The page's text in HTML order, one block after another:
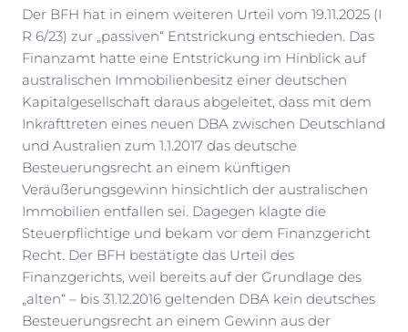
Der BFH hat in einem weiteren Urteil vom 19.11.2025 (I
R 6/23) zur „passiven“ Entstrickung entschieden. Das
Finanzamt hatte eine Entstrickung im Hinblick auf
australischen Immobilienbesitz einer deutschen
Kapitalgesellschaft daraus abgeleitet, dass mit dem
Inkrafttreten eines neuen DBA zwischen Deutschland
und Australien zum 1.1.2017 das deutsche
Besteuerungsrecht an einem künftigen
Veräußerungsgewinn hinsichtlich der australischen
Immobilien entfallen sei. Dagegen klagte die
Steuerpflichtige und bekam vor dem Finanzgericht
Recht. Der BFH bestätigte das Urteil des
Finanzgerichts, weil bereits auf der Grundlage des
„alten“ – bis 31.12.2016 geltenden DBA kein deutsches
Besteuerungsrecht an einem Gewinn aus der